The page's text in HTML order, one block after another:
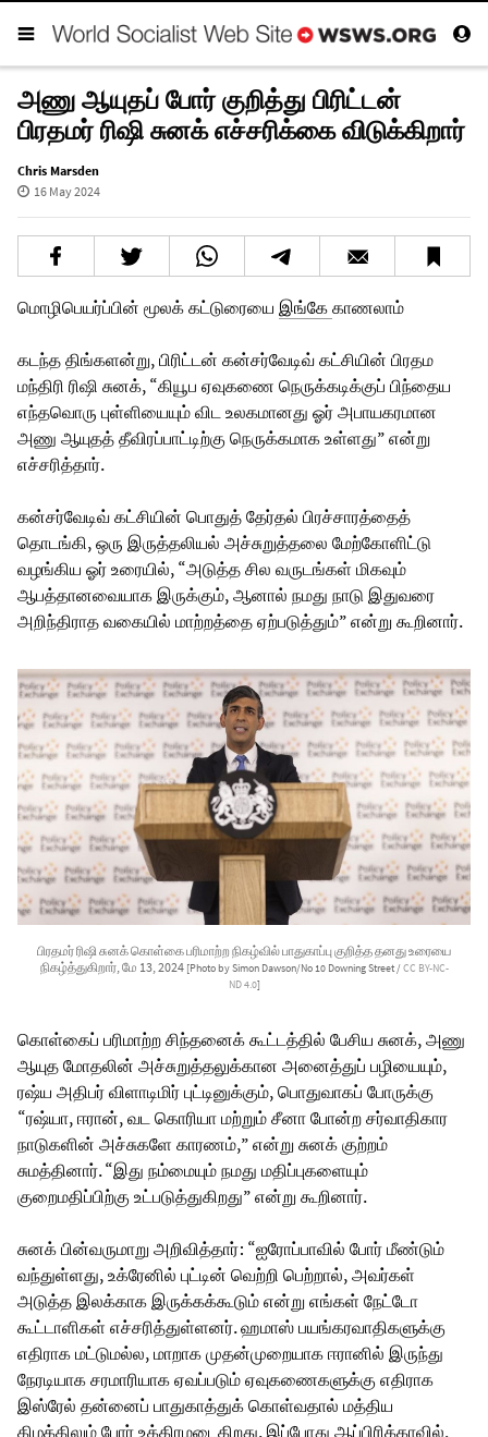
அணு ஆயுதப் போர் குறித்து பிரிட்டன்
பிரதமர் ரிஷி சுனக் எச்சரிக்கை விடுக்கிறார்
Chris Marsden
16 May 2024
மொழிபெயர்ப்பின் மூலக் கட்டுரையை இங்கேகாணலாம்
கடந்த திங்களன்று, பிரிட்டன் கன்சர்வேடிவ் கட்சியின் பிரதம
மந்திரி ரிஷி சுனக், “கியூப ஏவுகணை நெருக்கடிக்குப் பிந்தைய
எந்தவொரு புள்ளியையும் விட உலகமானது ஓர் அபாயகரமான
அணு ஆயுதத் தீவிரப்பாட்டிற்கு நெருக்கமாக உள்ளது” என்று
எச்சரித்தார்.
கன்சர்வேடிவ் கட்சியின் பொதுத் தேர்தல் பிரச்சாரத்தைத்
தொடங்கி, ஒரு இருத்தலியல் அச்சுறுத்தலை மேற்கோளிட்டு
வழங்கிய ஓர் உரையில், “அடுத்த சில வருடங்கள் மிகவும்
ஆபத்தானவையாக இருக்கும், ஆனால் நமது நாடு இதுவரை
அறிந்திராத வகையில் மாற்றத்தை ஏற்படுத்தும்” என்று கூறினார்.
பிரதமர் ரிஷி சுனக் கொள்கை பரிமாற்ற நிகழ்வில் பாதுகாப்பு குறித்த தனது உரையை
நிகழ்த்துகிறார், மே 13, 2024 [Photo by Simon Dawson/No 10 Downing Street /CC BY-NC-
ND 4.0]
கொள்கைப் பரிமாற்ற சிந்தனைக் கூட்டத்தில் பேசிய சுனக், அணு
ஆயுத மோதலின் அச்சுறுத்தலுக்கான அனைத்துப் பழியையும்,
ரஷ்ய அதிபர் விளாடிமிர் புட்டினுக்கும், பொதுவாகப் போருக்கு
“ரஷ்யா, ஈரான், வட கொரியா மற்றும் சீனா போன்ற சர்வாதிகார
நாடுகளின் அச்சுகளே காரணம்,” என்று சுனக் குற்றம்
சுமத்தினார். “இது நம்மையும் நமது மதிப்புகளையும்
குறைமதிப்பிற்கு உட்படுத்துகிறது” என்று கூறினார்.
சுனக் பின்வருமாறு அறிவித்தார்: “ஐரோப்பாவில் போர் மீண்டும்
வந்துள்ளது, உக்ரேனில் புட்டின் வெற்றி பெற்றால், அவர்கள்
அடுத்த இலக்காக இருக்கக்கூடும் என்று எங்கள் நேட்டோ
கூட்டாளிகள் எச்சரித்துள்ளனர். ஹமாஸ் பயங்கரவாதிகளுக்கு
எதிராக மட்டுமல்ல, மாறாக முதன்முறையாக ஈரானில் இருந்து
நேரடியாக சரமாரியாக ஏவப்படும் ஏவுகணைகளுக்கு எதிராக
இஸ்ரேல் தன்னைப் பாதுகாத்துக் கொள்வதால் மத்திய
கிழக்கிலும் போர் உக்கிரமடைகிறது. இப்போது ஆப்பிரிக்காவில்,